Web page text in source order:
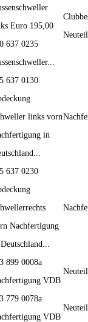
Euro 195,00
637 0235
637 0130
links vorn
in
637 0230
Nachfertigung
899 0008a
VDB
779 0078a
VDB